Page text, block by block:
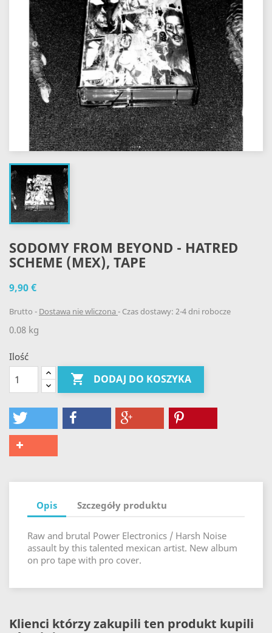
SODOMY FROM BEYOND - HATRED
SCHEME (MEX), TAPE
9,90 €
Brutto Dostawa nie wliczona Czas dostawy: 2-4 dni robocze
0.08 kg
Ilość
 DODAJ DO KOSZYKA
Opis Szczegóły produktu
Raw and brutal Power Electronics / Harsh Noise
assault by this talented mexican artist. New album
on pro tape with pro cover.
Klienci którzy zakupili ten produkt kupili